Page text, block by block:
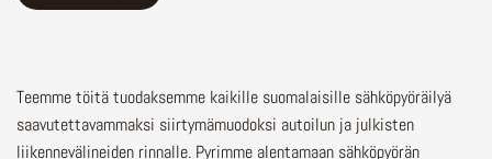
Teemme töitä tuodaksemme kaikille suomalaisille sähköpyöräilyä
saavutettavammaksi siirtymämuodoksi autoilun ja julkisten
liikennevälineiden rinnalle. Pyrimme alentamaan sähköpyörän